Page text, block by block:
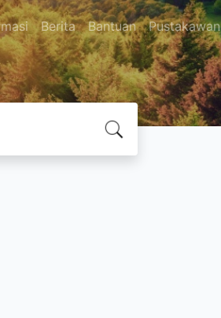
Berita Bantuan Pustakawan